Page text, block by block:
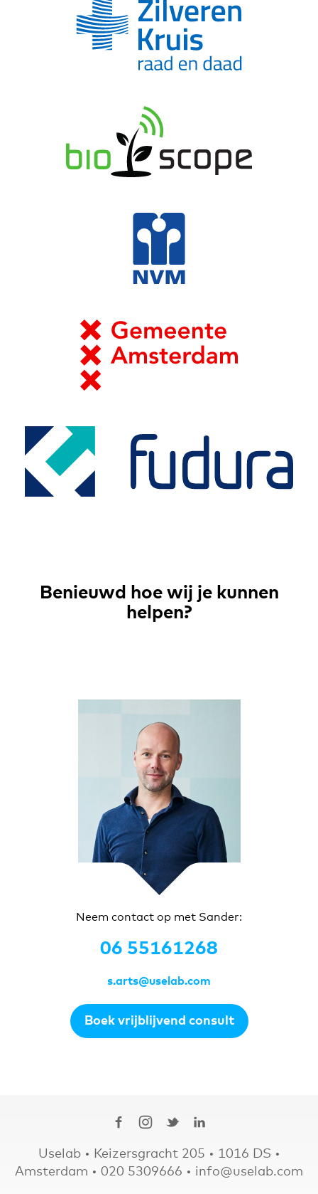
Benieuwd hoe wij je kunnen
helpen?
Neem contact op met Sander:
06 55161268
s.arts@uselab.com
Boek vrijblijvend consult
Uselab • Keizersgracht 205 • 1016 DS •
Amsterdam • 020 5309666 • info@uselab.com